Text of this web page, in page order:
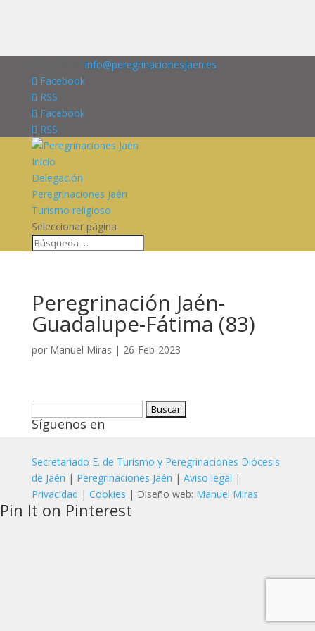
info@peregrinacionesjaen.es
Facebook
RSS
Facebook
RSS
Inicio
Delegación
Peregrinaciones Jaén
Turismo religioso
Seleccionar página
Peregrinación Jaén-
Guadalupe-Fátima (83)
por Manuel Miras | 26-Feb-2023
Síguenos en
Secretariado E. de Turismo y Peregrinaciones Diócesis
de Jaén | Peregrinaciones Jaén | Aviso legal |
Privacidad | Cookies | Diseño web: Manuel Miras
Pin It on Pinterest